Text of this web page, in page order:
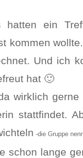
hatten ein
kommen
Und ich
hat 🙂
wirklich
stattfindet.
-die Gruppe
schon lange